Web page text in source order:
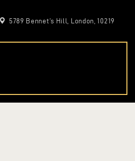
5789 Bennet’s Hill, London, 10219